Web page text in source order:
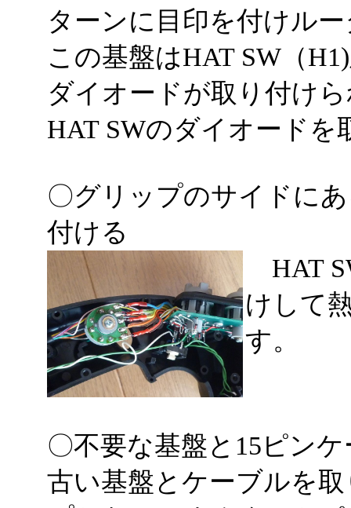
ターンに目印を付けル
この基盤はHAT SW（
ダイオードが取り付け
HAT SWのダイオード
〇グリップのサイドに
付ける
HAT
けして
す。
〇不要な基盤と15ピン
古い基盤とケーブルを